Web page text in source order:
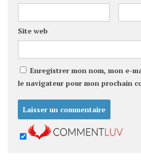
Site web
Enregistrer mon nom, mon e-
le navigateur pour mon prochain